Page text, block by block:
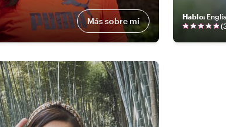
Más sobre mí Hablo:
(